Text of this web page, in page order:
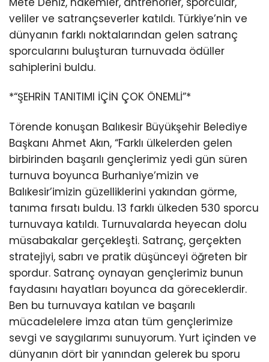
veliler ve satrançseverler katıldı. Türkiye’nin ve
dünyanın farklı noktalarından gelen satranç
sporcularını buluşturan turnuvada ödüller
sahiplerini buldu.
*“ŞEHRİN TANITIMI İÇİN ÇOK ÖNEMLİ”*
Törende konuşan Balıkesir Büyükşehir Belediye
Başkanı Ahmet Akın, “Farklı ülkelerden gelen
birbirinden başarılı gençlerimiz yedi gün süren
turnuva boyunca Burhaniye’mizin ve
Balıkesir’imizin güzelliklerini yakından görme,
tanıma fırsatı buldu. 13 farklı ülkeden 530 sporcu
turnuvaya katıldı. Turnuvalarda heyecan dolu
müsabakalar gerçekleşti. Satranç, gerçekten
stratejiyi, sabrı ve pratik düşünceyi öğreten bir
spordur. Satranç oynayan gençlerimiz bunun
faydasını hayatları boyunca da göreceklerdir.
Ben bu turnuvaya katılan ve başarılı
mücadelelere imza atan tüm gençlerimize
sevgi ve saygılarımı sunuyorum. Yurt içinden ve
dünyanın dört bir yanından gelerek bu sporu